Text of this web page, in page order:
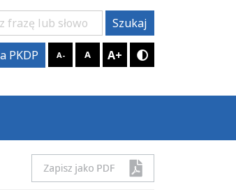
Szukaj
PKDP A- A A+ Tryb